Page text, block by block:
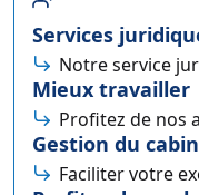
Services
Notre service
Mieux travailler
Profitez de nos
Gestion du
Faciliter votre